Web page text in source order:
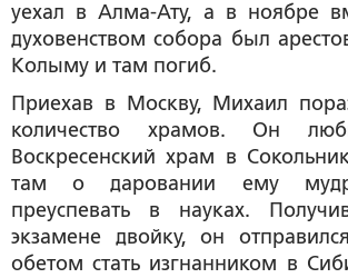
уехал в Алма-Ату, а в ноябре
духовенством собора был
Колыму и там погиб.
Приехав в Москву, Михаил
количество храмов. Он
Воскресенский храм в
там о даровании ему
преуспевать в науках.
экзамене двойку, он
обетом стать изгнанником в